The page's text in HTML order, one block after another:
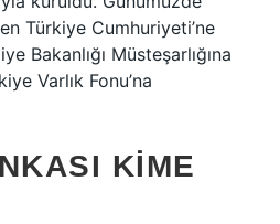
Türkiye Cumhuriyeti’ne
Bakanlığı Müsteşarlığına
Varlık Fonu’na
KIME